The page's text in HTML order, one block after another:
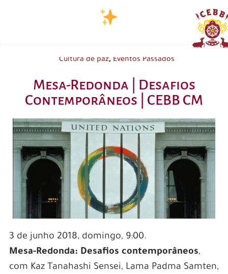
Cultura de paz, Eventos Passados
Mesa-Redonda | Desafios
Contemporâneos | CEBB CM
3 de junho 2018, domingo, 9:00.
Mesa-Redonda: Desafios contemporâneos,
com Kaz Tanahashi Sensei, Lama Padma Samten,